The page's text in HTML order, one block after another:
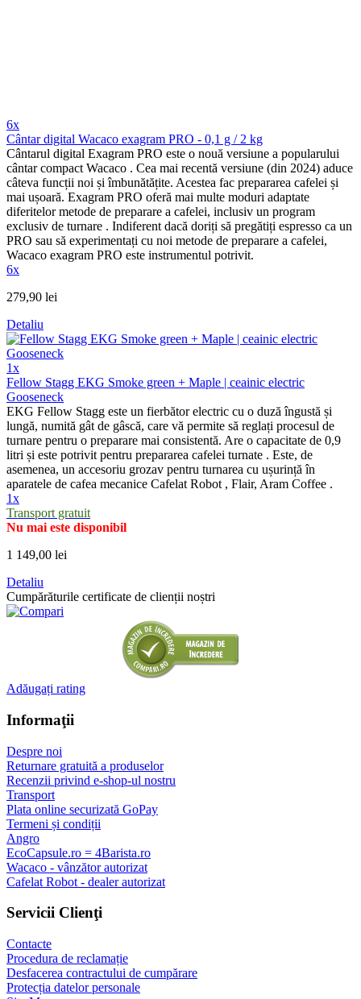
6x
Cântar digital Wacaco exagram PRO - 0,1 g / 2 kg
Cântarul digital Exagram PRO este o nouă versiune a popularului
cântar compact Wacaco . Cea mai recentă versiune (din 2024) aduce
câteva funcții noi și îmbunătățite. Acestea fac prepararea cafelei și
mai ușoară. Exagram PRO oferă mai multe moduri adaptate
diferitelor metode de preparare a cafelei, inclusiv un program
exclusiv de turnare . Indiferent dacă doriți să pregătiți espresso ca un
PRO sau să experimentați cu noi metode de preparare a cafelei,
Wacaco exagram PRO este instrumentul potrivit.
6x
279,90 lei
Detaliu
1x
Fellow Stagg EKG Smoke green + Maple | ceainic electric
Gooseneck
EKG Fellow Stagg este un fierbător electric cu o duză îngustă și
lungă, numită gât de gâscă, care vă permite să reglați procesul de
turnare pentru o preparare mai consistentă. Are o capacitate de 0,9
litri și este potrivit pentru prepararea cafelei turnate . Este, de
asemenea, un accesoriu grozav pentru turnarea cu ușurință în
aparatele de cafea mecanice Cafelat Robot , Flair, Aram Coffee .
1x
Transport gratuit
Nu mai este disponibil
1 149,00 lei
Detaliu
Cumpărăturile certificate de clienții noștri
Adăugați rating
Informaţii
Despre noi
Returnare gratuită a produselor
Recenzii privind e-shop-ul nostru
Transport
Plata online securizată GoPay
Termeni și condiții
Angro
EcoCapsule.ro = 4Barista.ro
Wacaco - vânzător autorizat
Cafelat Robot - dealer autorizat
Servicii Clienţi
Contacte
Procedura de reclamație
Desfacerea contractului de cumpărare
Protecția datelor personale